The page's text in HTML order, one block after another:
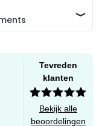
Tevreden
klanten
Bekijk alle
beoordelingen